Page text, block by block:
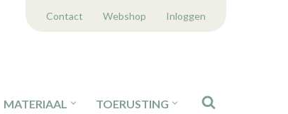
Contact Webshop Inloggen
MATERIAAL TOERUSTING